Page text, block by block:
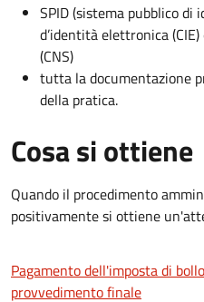
SPID (sistema pubblico
d’identità elettronica
(CNS)
tutta la documentazione
della pratica.
Cosa si ottiene
Quando il procedimento
positivamente si ottiene
Pagamento dell'imposta di
provvedimento finale